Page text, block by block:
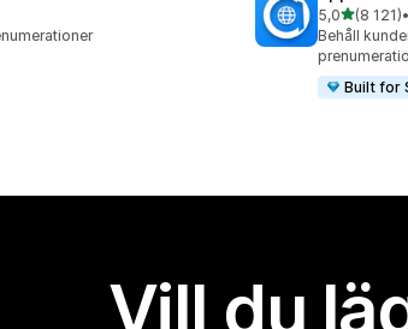
5,0av 5(8 121)
8121 •
Behåll
Built for
Vill du